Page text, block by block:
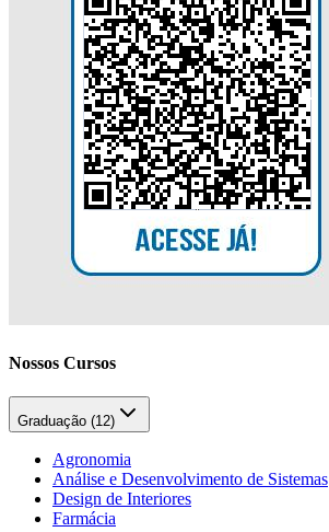
Nossos Cursos
Graduação (12)
Agronomia
Análise e Desenvolvimento de Sistemas
Design de Interiores
Farmácia